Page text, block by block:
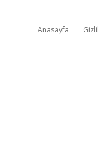
Anasayfa